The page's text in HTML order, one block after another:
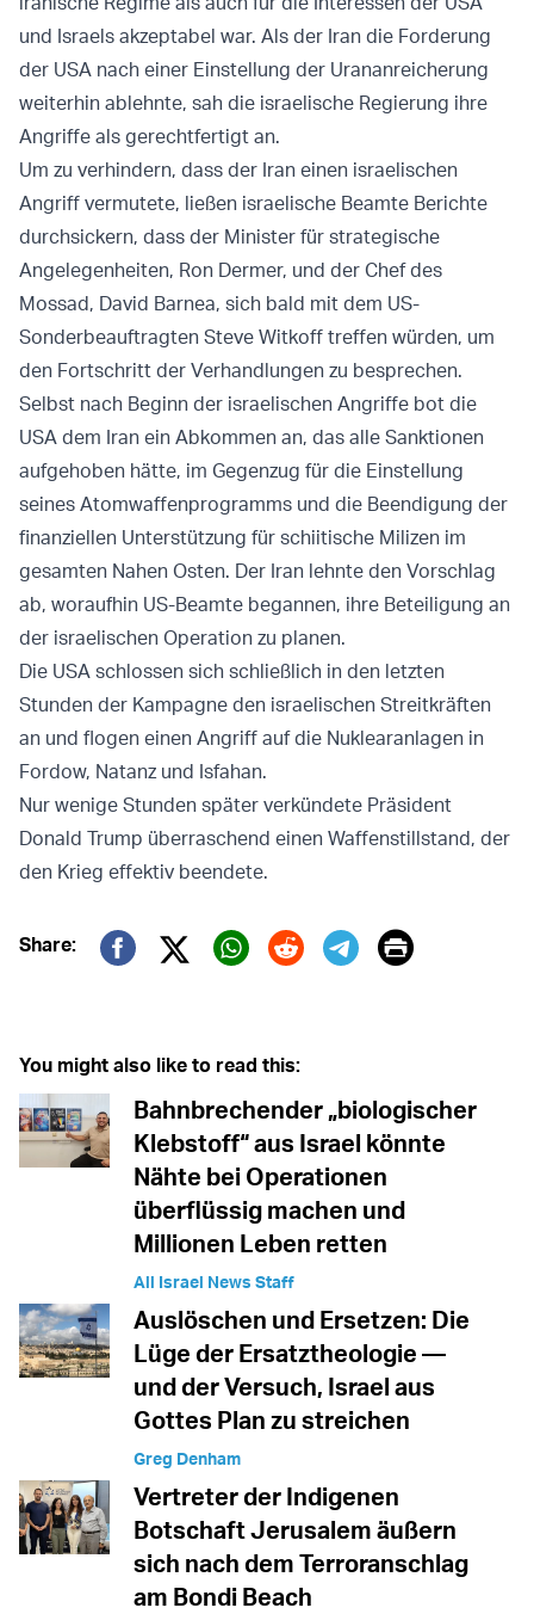
und Israels akzeptabel war. Als der Iran die Forderung
der USA nach einer Einstellung der Urananreicherung
weiterhin ablehnte, sah die israelische Regierung ihre
Angriffe als gerechtfertigt an.
Um zu verhindern, dass der Iran einen israelischen
Angriff vermutete, ließen israelische Beamte Berichte
durchsickern, dass der Minister für strategische
Angelegenheiten, Ron Dermer, und der Chef des
Mossad, David Barnea, sich bald mit dem US-
Sonderbeauftragten Steve Witkoff treffen würden, um
den Fortschritt der Verhandlungen zu besprechen.
Selbst nach Beginn der israelischen Angriffe bot die
USA dem Iran ein Abkommen an, das alle Sanktionen
aufgehoben hätte, im Gegenzug für die Einstellung
seines Atomwaffenprogramms und die Beendigung der
finanziellen Unterstützung für schiitische Milizen im
gesamten Nahen Osten. Der Iran lehnte den Vorschlag
ab, woraufhin US-Beamte begannen, ihre Beteiligung an
der israelischen Operation zu planen.
Die USA schlossen sich schließlich in den letzten
Stunden der Kampagne den israelischen Streitkräften
an und flogen einen Angriff auf die Nuklearanlagen in
Fordow, Natanz und Isfahan.
Nur wenige Stunden später verkündete Präsident
Donald Trump überraschend einen Waffenstillstand, der
den Krieg effektiv beendete.
Share:
Twitter (X)
Print
You might also like to read this:
Bahnbrechender „biologischer
Klebstoff“ aus Israel könnte
Nähte bei Operationen
überflüssig machen und
Millionen Leben retten
All Israel News Staff
Auslöschen und Ersetzen: Die
Lüge der Ersatztheologie —
und der Versuch, Israel aus
Gottes Plan zu streichen
Greg Denham
Vertreter der Indigenen
Botschaft Jerusalem äußern
sich nach dem Terroranschlag
am Bondi Beach